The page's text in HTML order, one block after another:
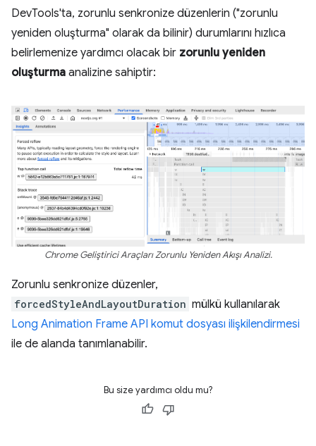
DevTools'ta, zorunlu senkronize düzenlerin ("zorunlu
yeniden oluşturma" olarak da bilinir) durumlarını hızlıca
belirlemenize yardımcı olacak bir zorunlu yeniden
oluşturma analizine sahiptir:
Chrome Geliştirici Araçları Zorunlu Yeniden Akışı Analizi.
Zorunlu senkronize düzenler,
forcedStyleAndLayoutDuration mülkü kullanılarak
Long Animation Frame API komut dosyası ilişkilendirmesi
ile de alanda tanımlanabilir.
Bu size yardımcı oldu mu?